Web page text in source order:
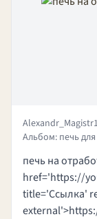
Alexandr_Magistr
Альбом: печь
печь на
href='https://
title='Ссылка'